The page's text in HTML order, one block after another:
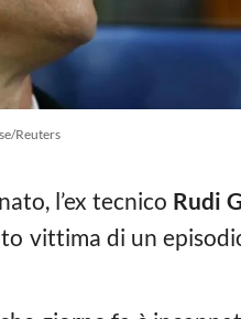
Reuters
l’ex tecnico Rudi
vittima di un